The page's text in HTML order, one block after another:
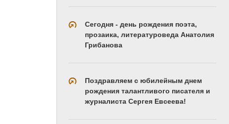
Сегодня - день рождения поэта,
прозаика, литературоведа Анатолия
Грибанова
Поздравляем с юбилейным днем
рождения талантливого писателя и
журналиста Сергея Евсеева!